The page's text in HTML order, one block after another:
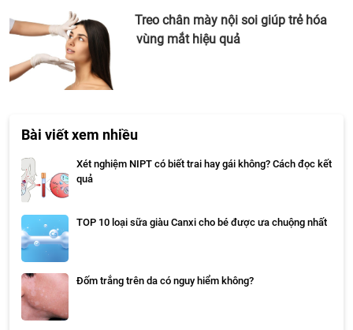
Treo chân mày nội soi giúp trẻ hóa
vùng mắt hiệu quả
Bài viết xem nhiều
Xét nghiệm NIPT có biết trai hay gái không? Cách đọc kết
quả
TOP 10 loại sữa giàu Canxi cho bé được ưa chuộng nhất
Đốm trắng trên da có nguy hiểm không?